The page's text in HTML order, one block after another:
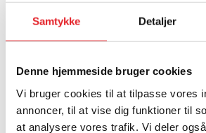
Samtykke Detaljer
Denne hjemmeside bruger cookies
Vi bruger cookies til at tilpasse vores
annoncer, til at vise dig funktioner til
at analysere vores trafik. Vi deler